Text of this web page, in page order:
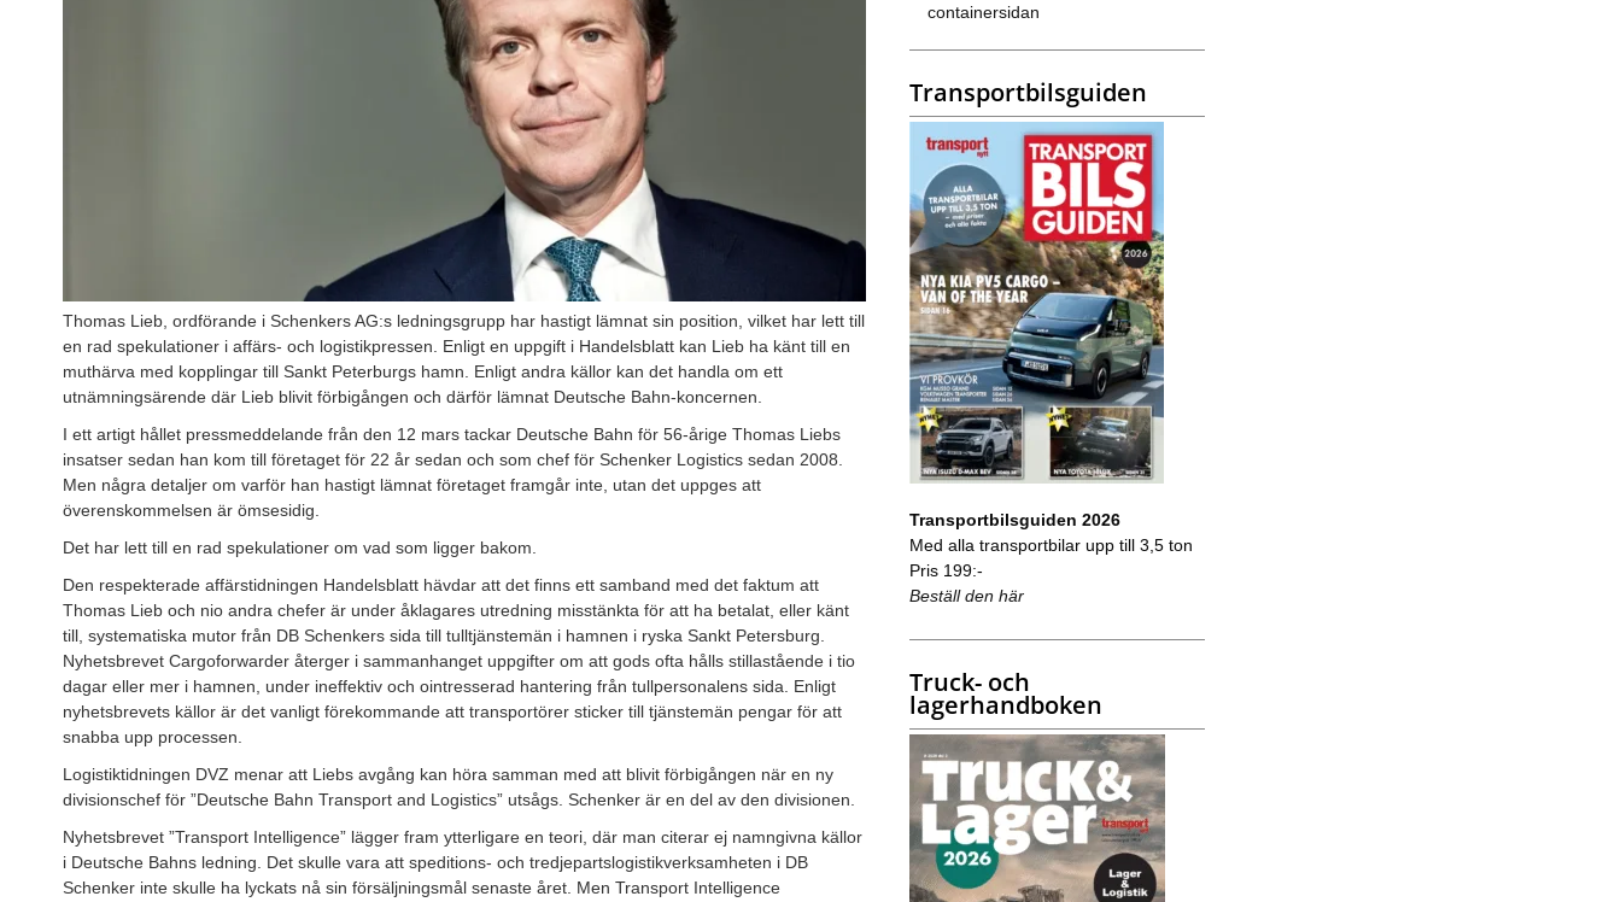
Thomas Lieb, ordförande i Schenkers AG:s ledningsgrupp har hastigt lämnat sin position, vilket har lett till
en rad spekulationer i affärs- och logistikpressen. Enligt en uppgift i Handelsblatt kan Lieb ha känt till en
muthärva med kopplingar till Sankt Peterburgs hamn. Enligt andra källor kan det handla om ett
utnämningsärende där Lieb blivit förbigången och därför lämnat Deutsche Bahn-koncernen.
I ett artigt hållet pressmeddelande från den 12 mars tackar Deutsche Bahn för 56-årige Thomas Liebs
insatser sedan han kom till företaget för 22 år sedan och som chef för Schenker Logistics sedan 2008.
Men några detaljer om varför han hastigt lämnat företaget framgår inte, utan det uppges att
överenskommelsen är ömsesidig.
Det har lett till en rad spekulationer om vad som ligger bakom.
Den respekterade affärstidningen Handelsblatt hävdar att det finns ett samband med det faktum att
Thomas Lieb och nio andra chefer är under åklagares utredning misstänkta för att ha betalat, eller känt
till, systematiska mutor från DB Schenkers sida till tulltjänstemän i hamnen i ryska Sankt Petersburg.
Nyhetsbrevet Cargoforwarder återger i sammanhanget uppgifter om att gods ofta hålls stillastående i tio
dagar eller mer i hamnen, under ineffektiv och ointresserad hantering från tullpersonalens sida. Enligt
nyhetsbrevets källor är det vanligt förekommande att transportörer sticker till tjänstemän pengar för att
snabba upp processen.
Logistiktidningen DVZ menar att Liebs avgång kan höra samman med att blivit förbigången när en ny
divisionschef för ”Deutsche Bahn Transport and Logistics” utsågs. Schenker är en del av den divisionen.
Nyhetsbrevet ”Transport Intelligence” lägger fram ytterligare en teori, där man citerar ej namngivna källor
i Deutsche Bahns ledning. Det skulle vara att speditions- och tredjepartslogistikverksamheten i DB
Schenker inte skulle ha lyckats nå sin försäljningsmål senaste året. Men Transport Intelligence
containersidan
Transportbilsguiden
Transportbilsguiden 2026
Med alla transportbilar upp till 3,5 ton
Pris 199:-
Beställ den här
Truck- och
lagerhandboken